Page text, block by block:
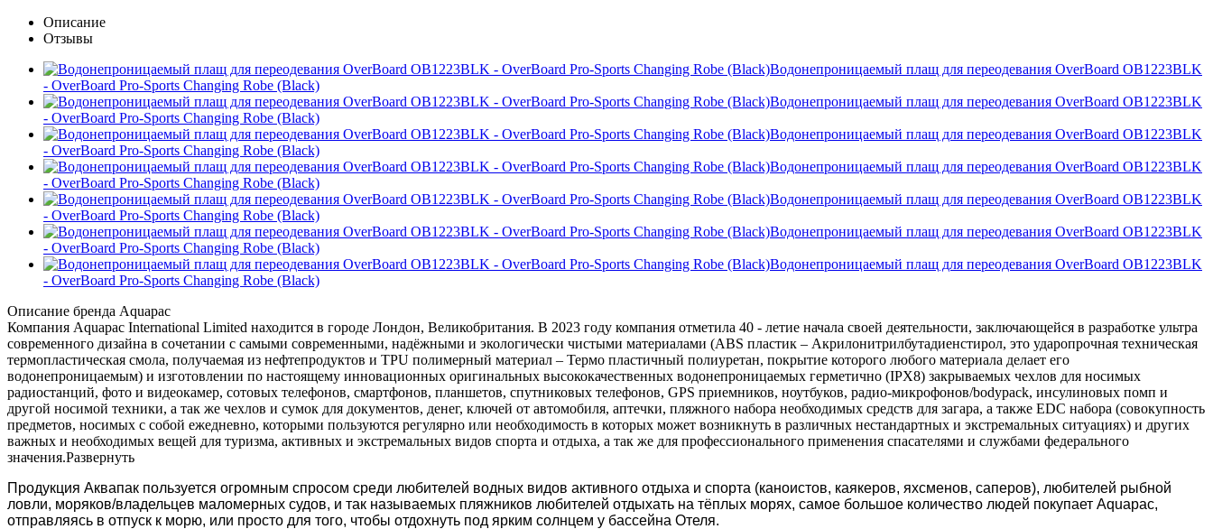
Описание
Отзывы
Водонепроницаемый плащ для переодевания OverBoard OB1223BLK
- OverBoard Pro-Sports Changing Robe (Black)
Водонепроницаемый плащ для переодевания OverBoard OB1223BLK
- OverBoard Pro-Sports Changing Robe (Black)
Водонепроницаемый плащ для переодевания OverBoard OB1223BLK
- OverBoard Pro-Sports Changing Robe (Black)
Водонепроницаемый плащ для переодевания OverBoard OB1223BLK
- OverBoard Pro-Sports Changing Robe (Black)
Водонепроницаемый плащ для переодевания OverBoard OB1223BLK
- OverBoard Pro-Sports Changing Robe (Black)
Водонепроницаемый плащ для переодевания OverBoard OB1223BLK
- OverBoard Pro-Sports Changing Robe (Black)
Водонепроницаемый плащ для переодевания OverBoard OB1223BLK
- OverBoard Pro-Sports Changing Robe (Black)
Описание бренда Aquapac
Компания Aquapac International Limited находится в городе Лондон, Великобритания. В 2023 году компания отметила 40 - летие начала своей деятельности, заключающейся в разработке ультра
современного дизайна в сочетании с самыми современными, надёжными и экологически чистыми материалами (ABS пластик – Акрилонитрилбутадиенстирол, это ударопрочная техническая
термопластическая смола, получаемая из нефтепродуктов и TPU полимерный материал – Термо пластичный полиуретан, покрытие которого любого материала делает его
водонепроницаемым) и изготовлении по настоящему инновационных оригинальных высококачественных водонепроницаемых герметично (IPX8) закрываемых чехлов для носимых
радиостанций, фото и видеокамер, сотовых телефонов, смартфонов, планшетов, спутниковых телефонов, GPS приемников, ноутбуков, радио-микрофонов/bodypack, инсулиновых помп и
другой носимой техники, а так же чехлов и сумок для документов, денег, ключей от автомобиля, аптечки, пляжного набора необходимых средств для загара, а также EDC набора (совокупность
предметов, носимых с собой ежедневно, которыми пользуются регулярно или необходимость в которых может возникнуть в различных нестандартных и экстремальных ситуациях) и других
важных и необходимых вещей для туризма, активных и экстремальных видов спорта и отдыха, а так же для профессионального применения спасателями и службами федерального
значения.Развернуть
Продукция Аквапак пользуется огромным спросом среди любителей водных видов активного отдыха и спорта (каноистов, каякеров, яхсменов, саперов), любителей рыбной
ловли, моряков/владельцев маломерных судов, и так называемых пляжников любителей отдыхать на тёплых морях, самое большое количество людей покупает Aquapac,
отправляясь в отпуск к морю, или просто для того, чтобы отдохнуть под ярким солнцем у бассейна Отеля.